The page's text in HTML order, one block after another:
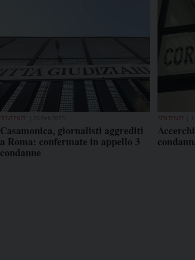
SENTENZE
Casamonica, giornalisti aggrediti
a Roma: confermate in appello 3
condanne
SENTENZE